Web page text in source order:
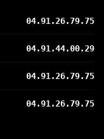
04.91.26.79.75
04.91.44.00.29
04.91.26.79.75
04.91.26.79.75